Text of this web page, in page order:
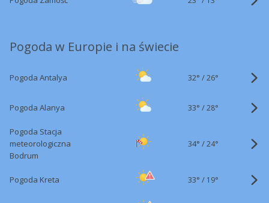
Pogoda w Europie i na świecie
Pogoda Antalya 32° /26°
Pogoda Alanya 33° /28°
Pogoda Stacja
meteorologiczna
Bodrum
34° /24°
Pogoda Kreta 33° / 19°